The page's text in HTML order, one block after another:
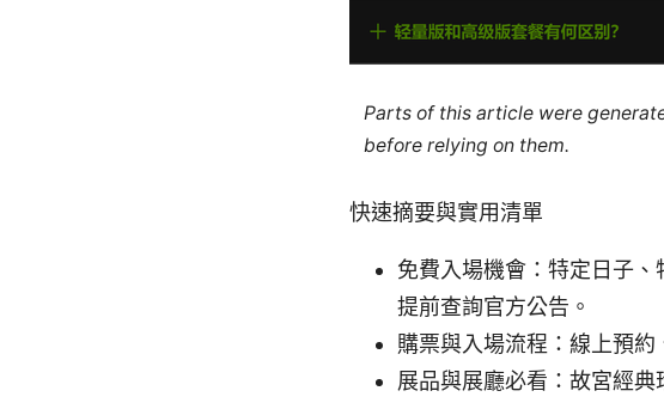
Parts of this article were
before relying on them.
快速摘要與實用清單
免費入場機會：特定日子
提前查詢官方公告。
購票與入場流程：線上預
展品與展廳必看：故宮經